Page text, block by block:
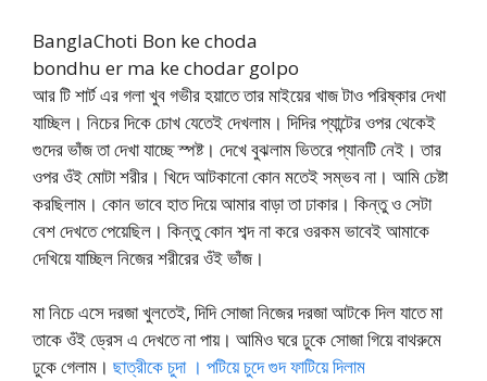
BanglaChoti Bon ke choda
bondhu er ma ke chodar golpo
আর টি শার্ট এর গলা খুব গভীর হয়াতে তার মাইয়ের খাজ টাও পরিষ্কার দেখা
যাচ্ছিল। নিচের দিকে চোখ যেতেই দেখলাম। দিদির প্যান্টের ওপর থেকেই
গুদের ভাঁজ তা দেখা যাচ্ছে স্পষ্ট। দেখে বুঝলাম ভিতরে প্যানটি নেই। তার
ওপর ওঁই মোটা শরীর। খিদে আটকানো কোন মতেই সম্ভব না। আমি চেষ্টা
করছিলাম। কোন ভাবে হাত দিয়ে আমার বাড়া তা ঢাকার। কিন্তু ও সেটা
বেশ দেখতে পেয়েছিল। কিন্তু কোন শব্দ না করে ওরকম ভাবেই আমাকে
দেখিয়ে যাচ্ছিল নিজের শরীরের ওঁই ভাঁজ।
মা নিচে এসে দরজা খুলতেই, দিদি সোজা নিজের দরজা আটকে দিল যাতে মা
তাকে ওঁই ড্রেস এ দেখতে না পায়। আমিও ঘরে ঢুকে সোজা গিয়ে বাথরুমে
ঢুকে গেলাম। ছাত্রীকে চুদা । পটিয়ে চুদে গুদ ফাটিয়ে দিলাম